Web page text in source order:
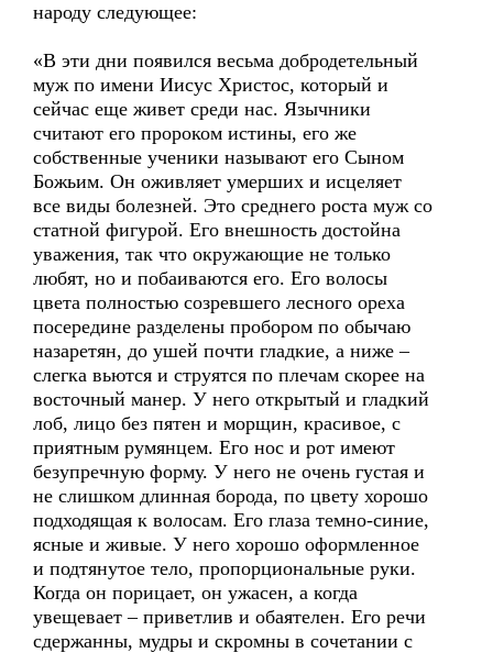
народу следующее:
«В эти дни появился весьма добродетельный
муж по имени Иисус Христос, который и
сейчас еще живет среди нас. Язычники
считают его пророком истины, его же
собственные ученики называют его Сыном
Божьим. Он оживляет умерших и исцеляет
все виды болезней. Это среднего роста муж со
статной фигурой. Его внешность достойна
уважения, так что окружающие не только
любят, но и побаиваются его. Его волосы
цвета полностью созревшего лесного ореха
посередине разделены пробором по обычаю
назаретян, до ушей почти гладкие, а ниже –
слегка вьются и струятся по плечам скорее на
восточный манер. У него открытый и гладкий
лоб, лицо без пятен и морщин, красивое, с
приятным румянцем. Его нос и рот имеют
безупречную форму. У него не очень густая и
не слишком длинная борода, по цвету хорошо
подходящая к волосам. Его глаза темно-синие,
ясные и живые. У него хорошо оформленное
и подтянутое тело, пропорциональные руки.
Когда он порицает, он ужасен, а когда
увещевает – приветлив и обаятелен. Его речи
сдержанны, мудры и скромны в сочетании с